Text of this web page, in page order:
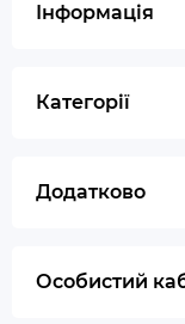
Гільйотина для
Інформація
Категорії
Додатково
Особистий